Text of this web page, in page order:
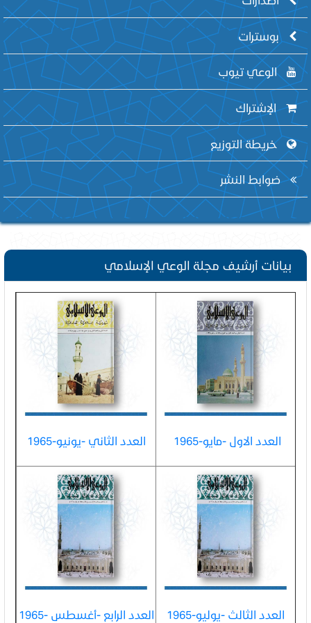
بوسترات
الوعي تيوب
الإشتراك
خريطة التوزيع
ضوابط النشر
بيانات أرشيف مجلة الوعي الإسلامي
العدد الاول -مايو-1965 العدد الثاني -يونيو-1965
العدد الثالث -يوليو-1965 العدد الرابع -أغسطس -1965